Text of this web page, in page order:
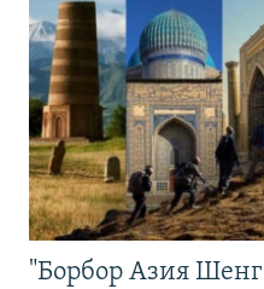
"Борбор Азия